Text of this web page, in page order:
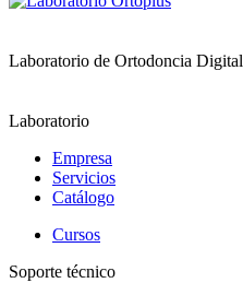
Laboratorio de Ortodoncia Digital
Laboratorio
Empresa
Servicios
Catálogo
Cursos
Soporte técnico